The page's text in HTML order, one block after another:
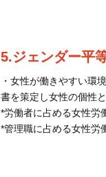
5.ジェンダー
・女性が働きやすい環
書を策定し女性の個性
*労働者に占める女性労
*管理職に占める女性労